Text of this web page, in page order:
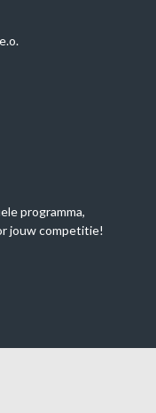
programma,
jouw competitie!